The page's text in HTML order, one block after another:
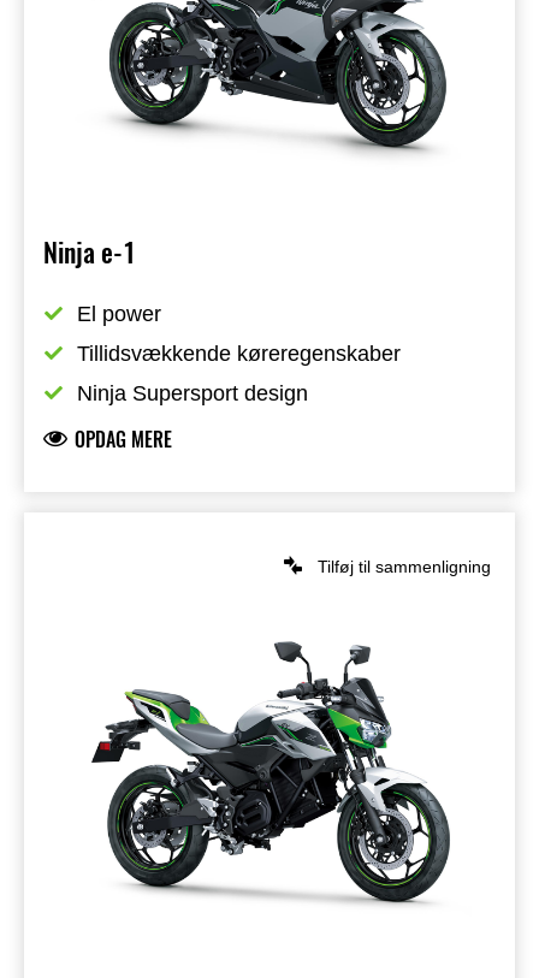
Ninja e-1
El power
Tillidsvækkende køreregenskaber
Ninja Supersport design
OPDAG MERE
Tilføj til sammenligning